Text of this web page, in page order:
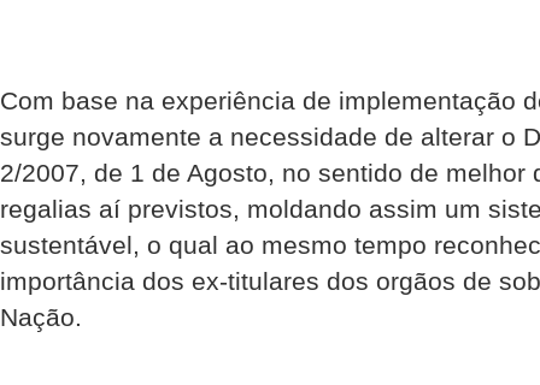
Com base na experiência de implementação
surge novamente a necessidade de alterar o
2/2007, de 1 de Agosto, no sentido de melhor
regalias aí previstos, moldando assim um
sustentável, o qual ao mesmo tempo
importância dos ex-titulares dos orgãos de
Nação.